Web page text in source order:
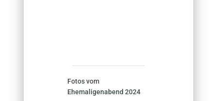
Fotos vom
Ehemaligenabend 2024